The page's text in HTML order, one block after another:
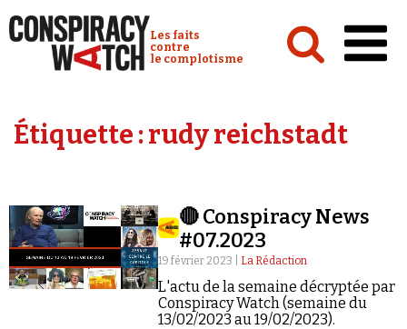
Conspiracy Watch :
Les faits
contre
le complotisme
Analyses
Vidéos
Émissions
Revues de presse
Étiquette :rudy reichstadt
🔴 Conspiracy News
#07.2023
19 février 2023 | La Rédaction
L'actu de la semaine décryptée par
Conspiracy Watch (semaine du
13/02/2023 au 19/02/2023).